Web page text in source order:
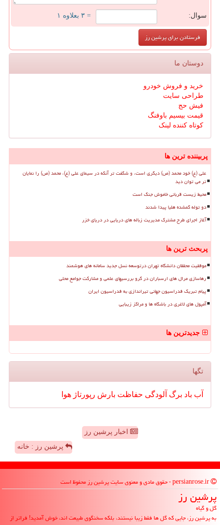
سوال: = ۳ بعلاوه ۱
دوستان ما
خرید و فروش خودرو
طراحی سایت
فیش حج
قیمت بیسیم باوفنگ
کوتاه کننده لینک
پربیننده ترین ها
علی (ع) خود محمد (ص) دیگری است، و شگفت تر آنکه در سیمای علی (ع)، محمد (ص) را نمایان
تر می توان دید
محیط زیست قربانی خاموش جنگ است
دو توله گمشده هلیا پیدا شدند
آغاز اجرای طرح مشترک مدیریت زباله های دریایی در دریای خزر
پربحث ترین ها
موفقیت محققان دانشگاه تهران درتوسعه نسل جدید سامانه های هوشمند
رهاسازی مرال های ارسباران در گرو بررسیهای علمی و مشارکت جوامع محلی
پیام تبریک فدراسیون جهانی تیراندازی به فدراسیون ایران
آمپول های لاغری در باشگاه ها و مراکز زیبایی
جدیدترین ها
تگها
آب باد برگ آلودگی حفاظت بارش رپورتاژ هوا
اخبار پرشین رز
پرشین رز : خانه
پرشین رز
گل و گیاه
به پرشین رز، جایی که گل ها فقط زیبا نیستند، بلکه سخنگوی طبیعت اند، خوش آمدید! فراتر از